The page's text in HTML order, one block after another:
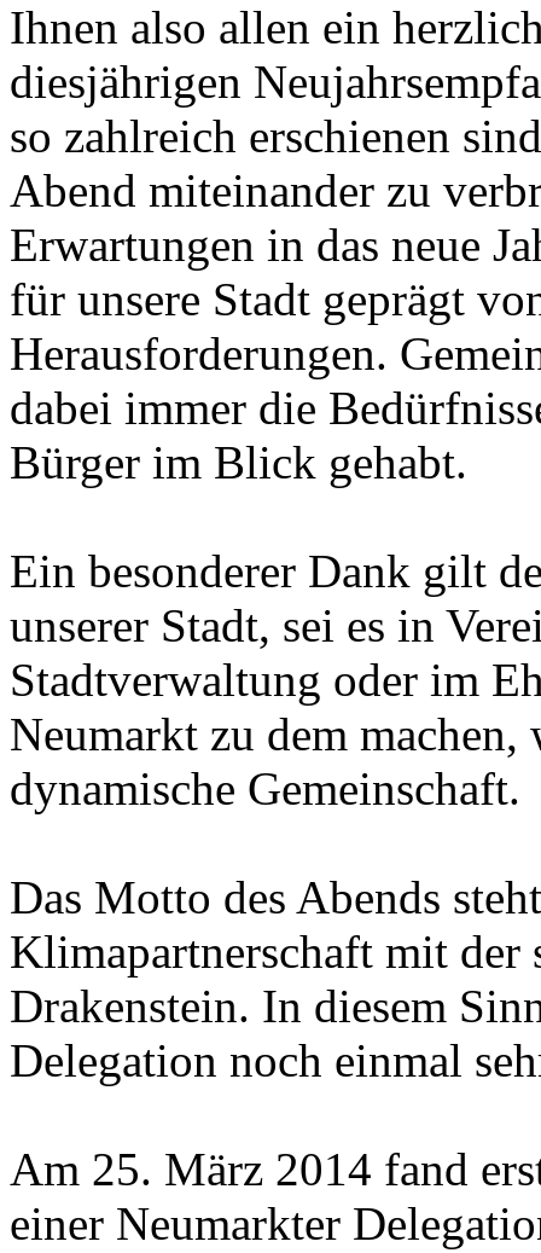
Ihnen also allen ein
diesjährigen
so zahlreich erschienen
Abend miteinander zu
Erwartungen in das neue
für unsere Stadt geprägt
Herausforderungen.
dabei immer die
Bürger im Blick gehabt.
Ein besonderer Dank gilt
unserer Stadt, sei es in
Stadtverwaltung oder im
Neumarkt zu dem machen,
dynamische Gemeinschaft.
Das Motto des Abends
Klimapartnerschaft mit der
Drakenstein. In diesem
Delegation noch einmal
Am 25. März 2014 fand
einer Neumarkter